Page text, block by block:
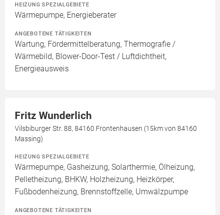
HEIZUNG SPEZIALGEBIETE
Wärmepumpe, Energieberater
ANGEBOTENE TÄTIGKEITEN
Wartung, Fördermittelberatung, Thermografie /
Wärmebild, Blower-Door-Test / Luftdichtheit,
Energieausweis
Fritz Wunderlich
Vilsbiburger Str. 88, 84160 Frontenhausen (15km von 84160
Massing)
HEIZUNG SPEZIALGEBIETE
Wärmepumpe, Gasheizung, Solarthermie, Ölheizung,
Pelletheizung, BHKW, Holzheizung, Heizkörper,
Fußbodenheizung, Brennstoffzelle, Umwälzpumpe
ANGEBOTENE TÄTIGKEITEN